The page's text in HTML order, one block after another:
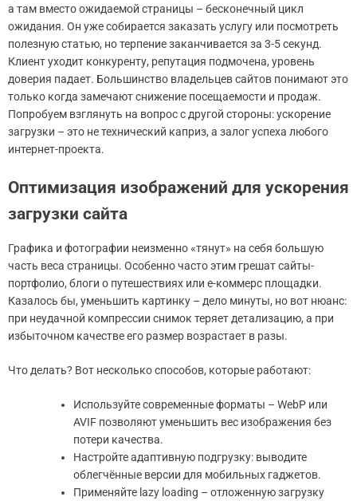
а там вместо ожидаемой страницы – бесконечный цикл
ожидания. Он уже собирается заказать услугу или посмотреть
полезную статью, но терпение заканчивается за 3-5 секунд.
Клиент уходит конкуренту, репутация подмочена, уровень
доверия падает. Большинство владельцев сайтов понимают это
только когда замечают снижение посещаемости и продаж.
Попробуем взглянуть на вопрос с другой стороны: ускорение
загрузки – это не технический каприз, а залог успеха любого
интернет-проекта.
Оптимизация изображений для ускорения
загрузки сайта
Графика и фотографии неизменно «тянут» на себя большую
часть веса страницы. Особенно часто этим грешат сайты-
портфолио, блоги о путешествиях или е-коммерс площадки.
Казалось бы, уменьшить картинку – дело минуты, но вот нюанс:
при неудачной компрессии снимок теряет детализацию, а при
избыточном качестве его размер возрастает в разы.
Что делать? Вот несколько способов, которые работают:
Используйте современные форматы – WebP или
AVIF позволяют уменьшить вес изображения без
потери качества.
Настройте адаптивную подгрузку: выводите
облегчённые версии для мобильных гаджетов.
Применяйте lazy loading – отложенную загрузку